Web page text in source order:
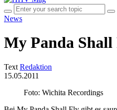
News
My Panda
Text Redaktion
15.05.2011
Foto: Wichita Recordings